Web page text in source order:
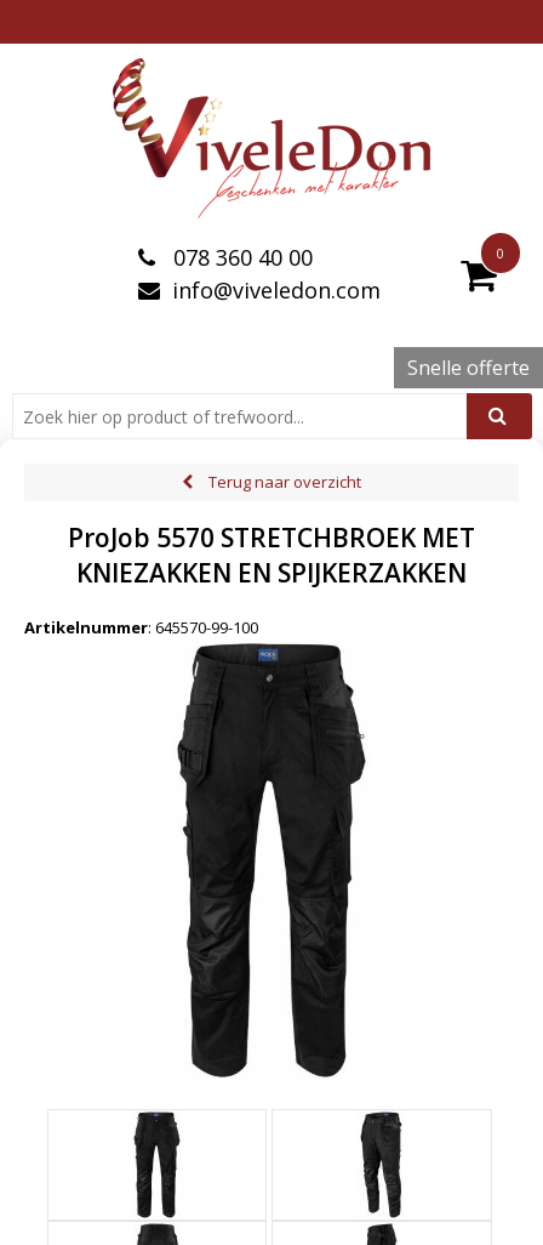
0
078 360 40 00
info@viveledon.com
Snelle offerte
Terug naar overzicht
ProJob 5570 STRETCHBROEK MET
KNIEZAKKEN EN SPIJKERZAKKEN
Artikelnummer: 645570-99-100